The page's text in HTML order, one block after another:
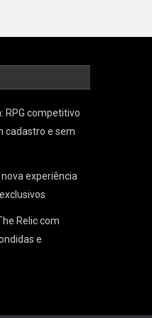
RPG competitivo
cadastro e sem
experiência
Relic com
e